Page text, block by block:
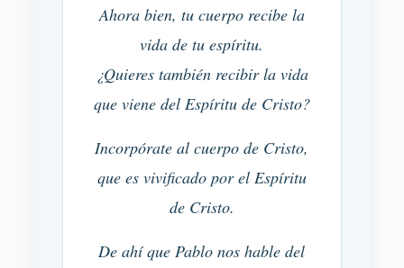
Ahora bien, tu cuerpo recibe la
vida de tu espíritu.
¿Quieres también recibir la vida
que viene del Espíritu de Cristo?
Incorpórate al cuerpo de Cristo,
que es vivificado por el Espíritu
de Cristo.
De ahí que Pablo nos hable del